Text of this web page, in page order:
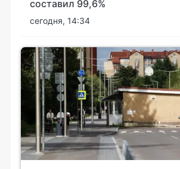
составил 99,6%
сегодня, 14:34